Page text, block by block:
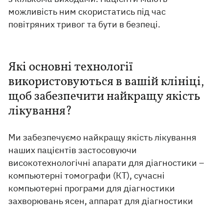
можливість ним скористатись під час
повітряних тривог та бути в безпеці.
Які основні технології
використовуються в вашій клініці,
щоб забезпечити найкращу якість
лікування?
Ми забезпечуємо найкращу якість лікування
наших пацієнтів застосовуючи
високотехнологічні апарати для діагностики –
компьютерні томографи (КТ), сучасні
компьютерні програми для діагностики
захворювань ясен, аппарат для діагностики